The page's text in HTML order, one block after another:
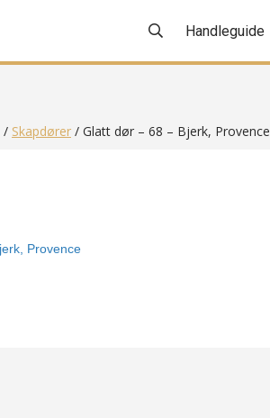
Handleguide
/ Skapdører / Glatt dør – 68 – Bjerk, Provence